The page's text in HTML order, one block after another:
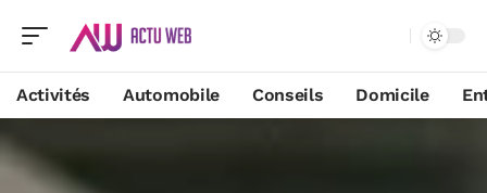
Activités Automobile Conseils Domicile